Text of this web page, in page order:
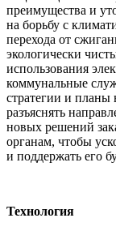
преимущества и
на борьбу с
перехода от
экологически
использования
коммунальные
стратегии и планы
разъяснять
новых решений
органам, чтобы
и поддержать его
Технология